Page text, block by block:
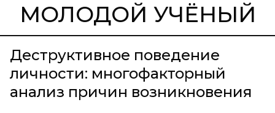
МОЛОДОЙ УЧЁНЫЙ
Деструктивное поведение
личности: многофакторный
анализ причин возникновения